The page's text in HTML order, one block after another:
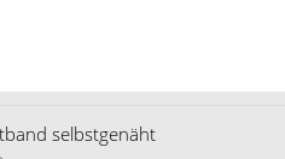
selbstgenäht